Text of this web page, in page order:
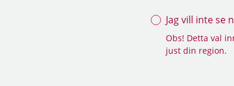
Jag vill inte se
Obs! Detta val
just din region.